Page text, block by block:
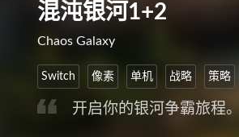
混沌银河1+2
Chaos Galaxy
Switch 像素 单机 战略 策略
开启你的银河争霸旅程。